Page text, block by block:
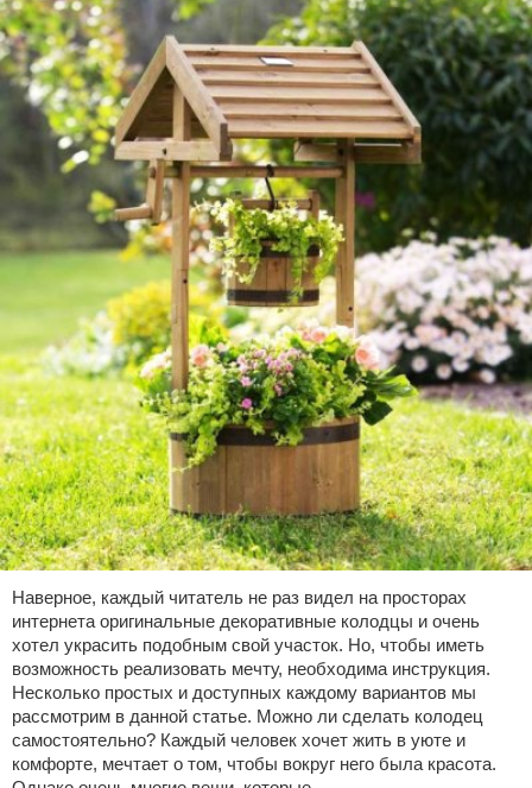
Наверное, каждый читатель не раз видел на просторах
интернета оригинальные декоративные колодцы и очень
хотел украсить подобным свой участок. Но, чтобы иметь
возможность реализовать мечту, необходима инструкция.
Несколько простых и доступных каждому вариантов мы
рассмотрим в данной статье. Можно ли сделать колодец
самостоятельно? Каждый человек хочет жить в уюте и
комфорте, мечтает о том, чтобы вокруг него была красота.